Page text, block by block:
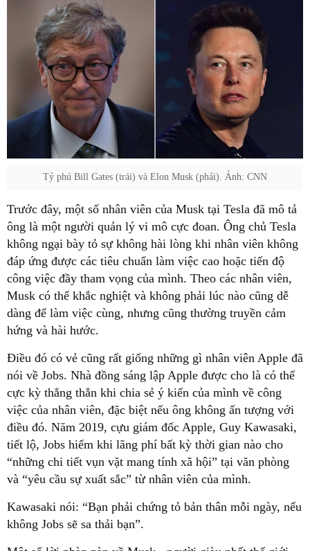
Tỷ phú Bill Gates (trái) và Elon Musk (phải). Ảnh: CNN
Trước đây, một số nhân viên của Musk tại Tesla đã mô tả
ông là một người quản lý vi mô cực đoan. Ông chủ Tesla
không ngại bày tỏ sự không hài lòng khi nhân viên không
đáp ứng được các tiêu chuẩn làm việc cao hoặc tiến độ
công việc đầy tham vọng của mình. Theo các nhân viên,
Musk có thể khắc nghiệt và không phải lúc nào cũng dễ
dàng để làm việc cùng, nhưng cũng thường truyền cảm
hứng và hài hước.
Điều đó có vẻ cũng rất giống những gì nhân viên Apple đã
nói về Jobs. Nhà đồng sáng lập Apple được cho là có thể
cực kỳ thẳng thẳn khi chia sẻ ý kiến của mình về công
việc của nhân viên, đặc biệt nếu ông không ấn tượng với
điều đó. Năm 2019, cựu giám đốc Apple, Guy Kawasaki,
tiết lộ, Jobs hiếm khi lãng phí bất kỳ thời gian nào cho
“những chi tiết vụn vặt mang tính xã hội” tại văn phòng
và “yêu cầu sự xuất sắc” từ nhân viên của mình.
Kawasaki nói: “Bạn phải chứng tỏ bản thân mỗi ngày, nếu
không Jobs sẽ sa thải bạn”.